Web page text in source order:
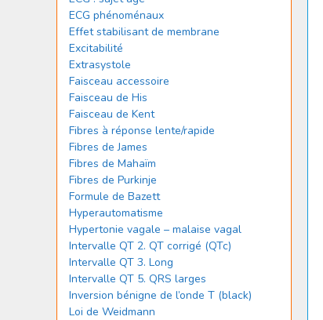
ECG phénoménaux
Effet stabilisant de membrane
Excitabilité
Extrasystole
Faisceau accessoire
Faisceau de His
Faisceau de Kent
Fibres à réponse lente/rapide
Fibres de James
Fibres de Mahaïm
Fibres de Purkinje
Formule de Bazett
Hyperautomatisme
Hypertonie vagale – malaise vagal
Intervalle QT 2. QT corrigé (QTc)
Intervalle QT 3. Long
Intervalle QT 5. QRS larges
Inversion bénigne de l’onde T (black)
Loi de Weidmann